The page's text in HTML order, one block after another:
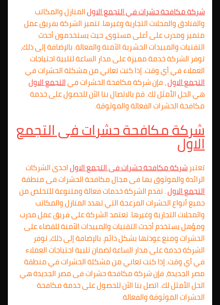
شركة مكافحة حشرات فيالتجمع الاولالمنازل والمكاتب
والفنادق والمحلات التجارية وغيرها. تتميز الشركة بفريق عمل
متميز ومدرب على أعلى مستوى، حيث يستخدمون أحدث
التقنيات والمبيدات الحشرية الآمنة والفعالة. بالإضافة إلى ذلك،
توفر الشركة خدمة مميزة على مدار الساعة لتلبية احتياجات
العملاء في أي وقت. إذا كنت تعاني من مشكلة الحشرات في
التجمع الاول، فإن شركة مكافحة الحشرات فيالتجمع الاول
هي الحل الأمثل لك. قم بالاتصال بنا الآن للحصول على خدمة
مكافحة الحشرات الفعالة والموثوقة.
شركة مكافحة حشرات فىالتجمع
الاول
تعتبرشركة مكافحة حشرات فىالتجمع الاولاحدى الشركات
الرائدة والموثوق بها فى مجال مكافحة الحشرات فى منطقة
التجمع الاول. تقدم الشركة خدمات فعالة ومتنوعة للتخلص من
جميع أنواع الحشرات المزعجة التي تهدد المنازل والمكاتب
والمحلات التجارية وغيرها. تعتمد الشركة على فريق عمل مدرب
ومؤهل يستخدم أحدث التقنيات والمبيدات الآمنة للقضاء على
الحشرات ومنع عودتها بشكل دائم. بالإضافة إلى ذلك، توفر
الشركة خدمة على مدار الساعة لضمان تلبية احتياجات العملاء
في أي وقت. إذا كنت تعاني من مشكلة الحشرات في منطقة
مصر الجديدة، فإن شركة مكافحة حشرات فى مصر الجديدة هي
الحل الأمثل لك. اتصل بنا الآن للحصول على خدمة مكافحة
الحشرات الموثوقة والفعالة.